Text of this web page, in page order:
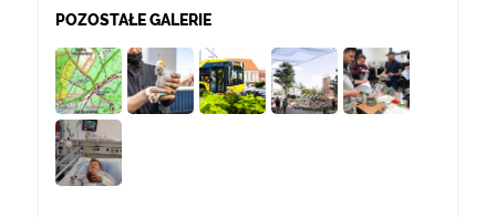
POZOSTAŁE GALERIE